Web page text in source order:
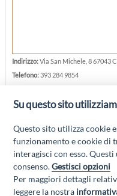
Indirizzo:Via San Michele, 8 67043
Telefono:393 284 9854
Sito web:
“Attività cofinanziate dal PSR
Su questo sito
Questo sito utilizza cookie
funzionamento e cookie di
interagisci con esso.
consenso.Gestisci opzioni
Per maggiori dettagli
leggere la nostra